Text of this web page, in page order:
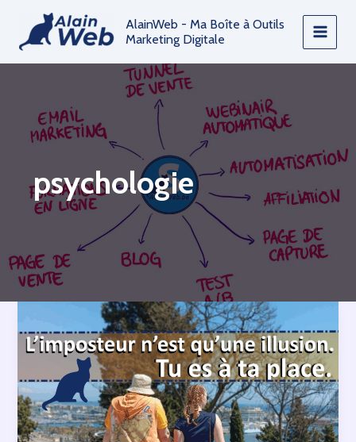
contenu
AlainWeb - Ma Boîte à Outils
Marketing Digitale
psychologie